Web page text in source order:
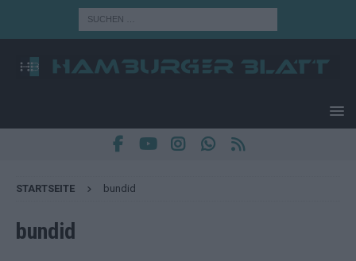
STARTSEITE bundid
bundid